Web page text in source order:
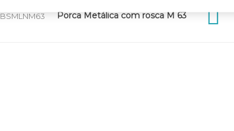
BSMLNM63 Porca Metálica com rosca M 63